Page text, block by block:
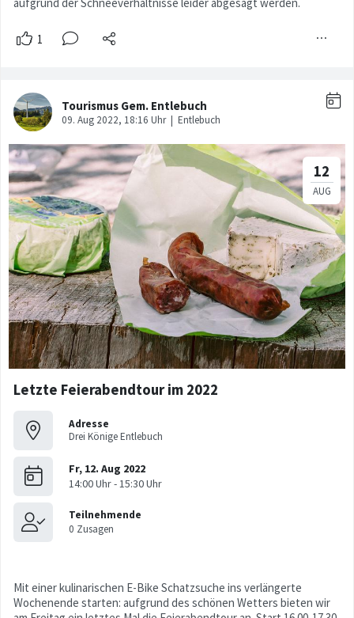
Letzte Feierabendtour im 2022
Adresse
Drei Könige Entlebuch
Mit einer kulinarischen E-Bike Schatzsuche ins verlängerte
Wochenende starten: aufgrund des schönen Wetters bieten wir